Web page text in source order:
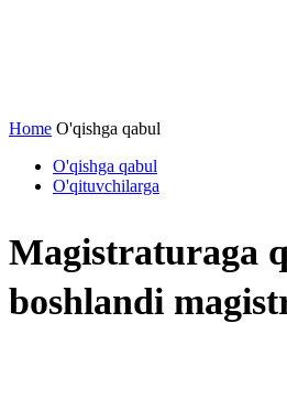
Home O'qishga qabul
O'qishga qabul
O'qituvchilarga
Magistraturaga
boshlandi